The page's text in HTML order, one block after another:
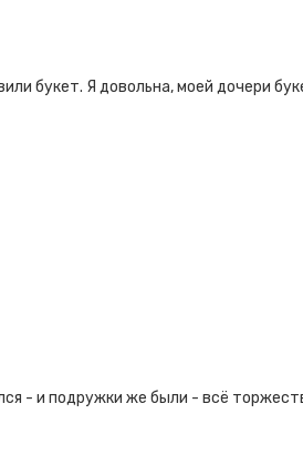
букет. Я довольна, моей дочери
- и подружки же были - всё